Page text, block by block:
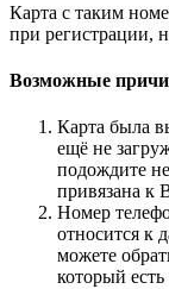
Карта с таким
при регистрации,
Возможные
Карта была
ещё не
подождите
привязана к
Номер
относится к
можете
который